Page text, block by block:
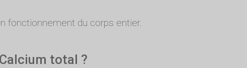
fonctionnement du corps entier.
total ?